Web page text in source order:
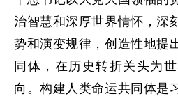
治智慧和深厚世界情怀，深
势和演变规律，创造性地提
同体，在历史转折关头为
向。构建人类命运共同体是